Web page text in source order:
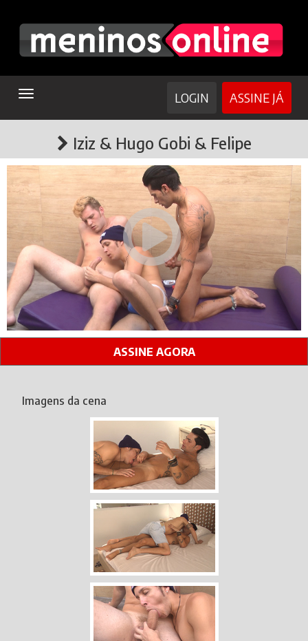
TOGGLE
ASSINE JÁ
LOGIN
Iziz & Hugo Gobi & Felipe
ASSINE AGORA
Imagens da cena